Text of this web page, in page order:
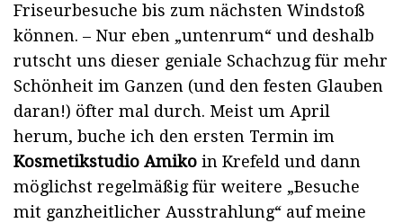
Friseurbesuche bis zum nächsten Windstoß
können. – Nur eben „untenrum“ und deshalb
rutscht uns dieser geniale Schachzug für mehr
Schönheit im Ganzen (und den festen Glauben
daran!) öfter mal durch. Meist um April
herum, buche ich den ersten Termin im
Kosmetikstudio Amiko in Krefeld und dann
möglichst regelmäßig für weitere „Besuche
mit ganzheitlicher Ausstrahlung“ auf meine